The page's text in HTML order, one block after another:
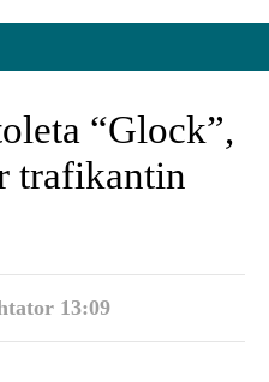
“Glock”,
trafikantin
13:09